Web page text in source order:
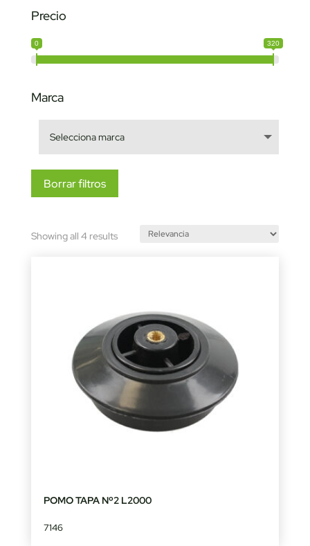
Precio
0 320
Marca
Borrar filtros
Showing all 4 resultsSorted
POMO TAPA Nº2 L2000
7146